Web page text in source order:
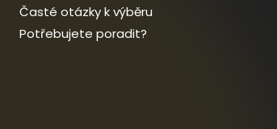
Časté otázky k výběru
Potřebujete poradit?